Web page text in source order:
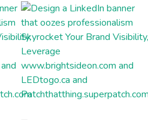
make your ads truly stand